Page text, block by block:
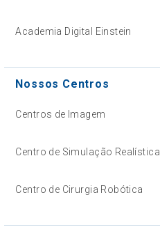
Academia Digital Einstein
Nossos Centros
Centros de Imagem
Centro de Simulação Realística
Centro de Cirurgia Robótica